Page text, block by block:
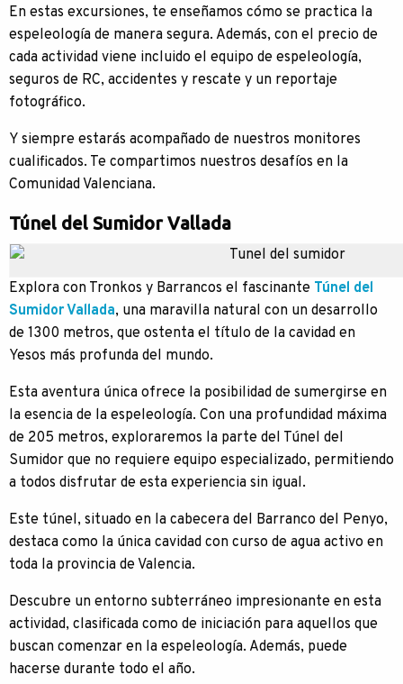
En estas excursiones, te enseñamos cómo se practica la
espeleología de manera segura. Además, con el precio de
cada actividad viene incluido el equipo de espeleología,
seguros de RC, accidentes y rescate y un reportaje
fotográfico.
Y siempre estarás acompañado de nuestros monitores
cualificados. Te compartimos nuestros desafíos en la
Comunidad Valenciana.
Túnel del Sumidor Vallada
Explora con Tronkos y Barrancos el fascinante Túnel del
Sumidor Vallada, una maravilla natural con un desarrollo
de 1300 metros, que ostenta el título de la cavidad en
Yesos más profunda del mundo.
Esta aventura única ofrece la posibilidad de sumergirse en
la esencia de la espeleología. Con una profundidad máxima
de 205 metros, exploraremos la parte del Túnel del
Sumidor que no requiere equipo especializado, permitiendo
a todos disfrutar de esta experiencia sin igual.
Este túnel, situado en la cabecera del Barranco del Penyo,
destaca como la única cavidad con curso de agua activo en
toda la provincia de Valencia.
Descubre un entorno subterráneo impresionante en esta
actividad, clasificada como de iniciación para aquellos que
buscan comenzar en la espeleología. Además, puede
hacerse durante todo el año.